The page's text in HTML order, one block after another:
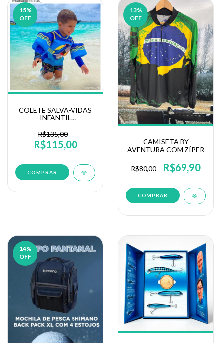
15%
OFF
COLETE SALVA-VIDAS
INFANTIL
PROLIFE VÁRIAS
CORES
R$135,00
R$115,00
COMPRAR
13%
OFF
CAMISETA BY
AVENTURA COM ZÍPER
R$80,00 R$69,90
COMPRAR
14%
OFF